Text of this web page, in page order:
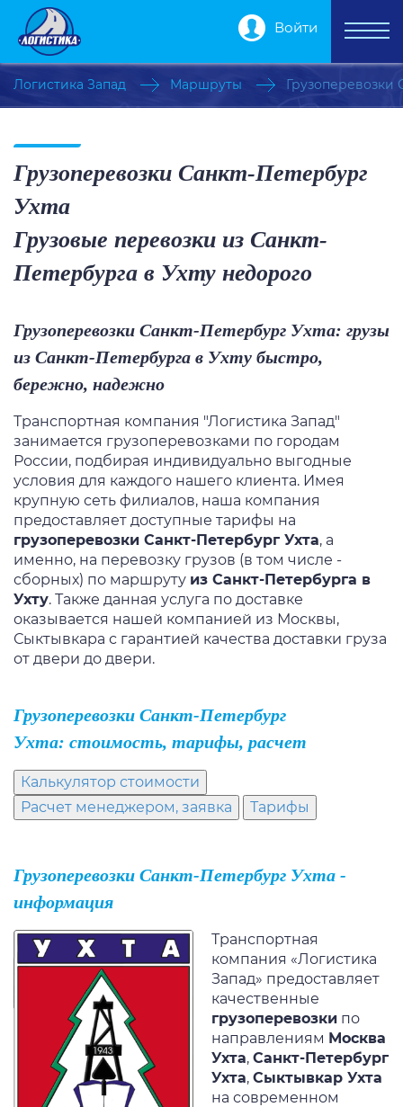
Войти
Логистика Запад Маршруты Грузоперевозки
Грузоперевозки Санкт-Петербург
Ухта
Грузовые перевозки из Санкт-
Петербурга в Ухту недорого
Грузоперевозки Санкт-Петербург Ухта: грузы
из Санкт-Петербурга в Ухту быстро,
бережно, надежно
Транспортная компания "Логистика Запад"
занимается грузоперевозками по городам
России, подбирая индивидуально выгодные
условия для каждого нашего клиента. Имея
крупную сеть филиалов, наша компания
предоставляет доступные тарифы на
грузоперевозки Санкт-Петербург Ухта, а
именно, на перевозку грузов (в том числе -
сборных) по маршруту из Санкт-Петербурга в
Ухту. Также данная услуга по доставке
оказывается нашей компанией из Москвы,
Сыктывкара с гарантией качества доставки груза
от двери до двери.
Грузоперевозки Санкт-Петербург
Ухта: стоимость, тарифы, расчет
Калькулятор стоимости
Расчет менеджером, заявка
Тарифы
Грузоперевозки Санкт-Петербург Ухта -
информация
Транспортная
компания «Логистика
Запад» предоставляет
качественные
грузоперевозки по
направлениям Москва
Ухта, Санкт-Петербург
Ухта, Сыктывкар Ухта
на современном